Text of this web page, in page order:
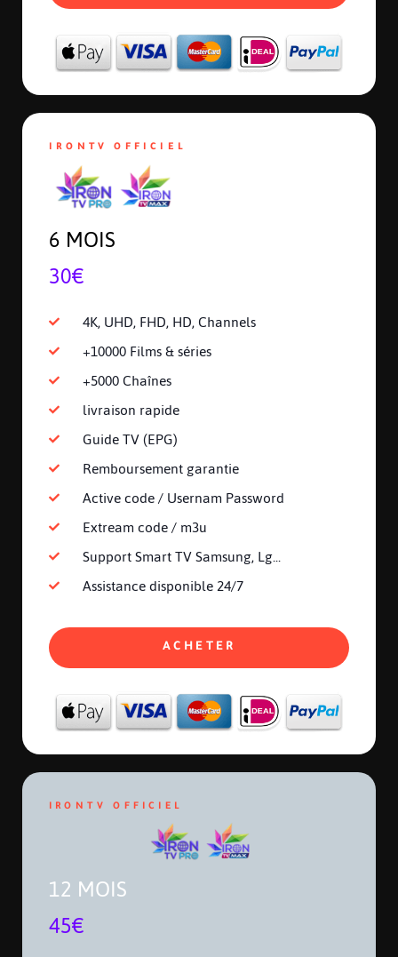
IRONTV OFFICIEL
6 MOIS
30€
4K, UHD, FHD, HD, Channels
+10000 Films & séries
+5000 Chaînes
livraison rapide
Guide TV (EPG)
Remboursement garantie
Active code / Usernam Password
Extream code / m3u
Support Smart TV Samsung, Lg...
Assistance disponible 24/7
ACHETER
IRONTV OFFICIEL
12 MOIS
45€